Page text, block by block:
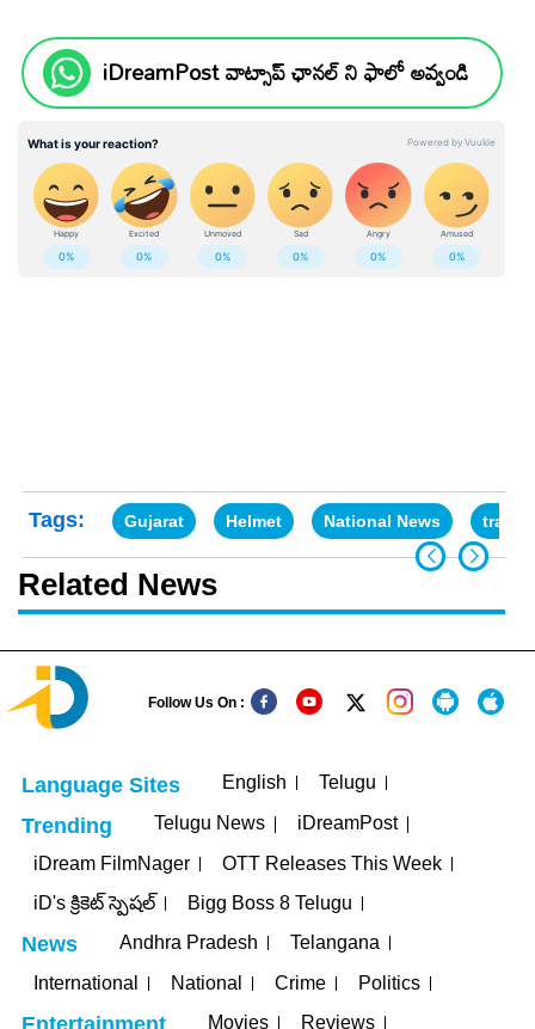
iDreamPost వాట్సాప్ ఛానల్ ని ఫాలో అవ్వండి
Tags: Gujarat Helmet National News traffic
Related News
Follow Us On :
Language Sites English Telugu
Trending Telugu News
iDreamPost
iDream FilmNager
OTT Releases This Week
iD's క్రికెట్ స్పెషల్
Bigg Boss 8 Telugu
News Andhra Pradesh
Telangana
International
National Crime Politics
Entertainment Movies Reviews